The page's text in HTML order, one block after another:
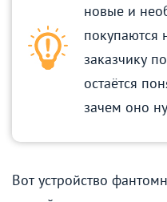
новые и
покупаются
заказчику
остаётся
зачем оно
Вот устройство